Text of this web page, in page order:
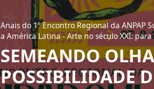
Anais do 1º Encontro Regional da ANPAP
a América Latina - Arte no século XXI:
SEMEANDO
POSSIBILIDADE